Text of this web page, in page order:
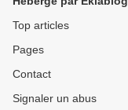
Top articles
Pages
Contact
Signaler un abus